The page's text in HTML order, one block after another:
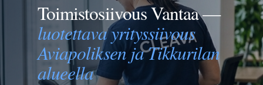
Toimistosiivous Vantaa —
luotettava yrityssiivous
Aviapoliksen ja Tikkurilan
alueella